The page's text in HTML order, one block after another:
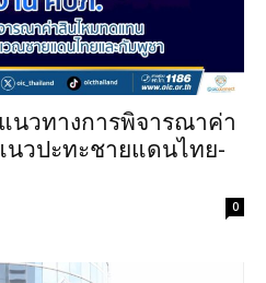
นวทางการพิจารณาค่า
วปะทะชายแดนไทย-
0